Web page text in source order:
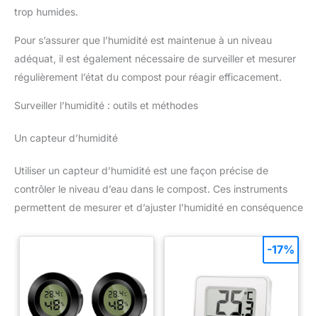
trop humides.
Pour s’assurer que l’humidité est maintenue à un niveau
adéquat, il est également nécessaire de surveiller et mesurer
régulièrement l’état du compost pour réagir efficacement.
Surveiller l’humidité : outils et méthodes
Un capteur d’humidité
Utiliser un capteur d’humidité est une façon précise de
contrôler le niveau d’eau dans le compost. Ces instruments
permettent de mesurer et d’ajuster l’humidité en conséquence
-17%